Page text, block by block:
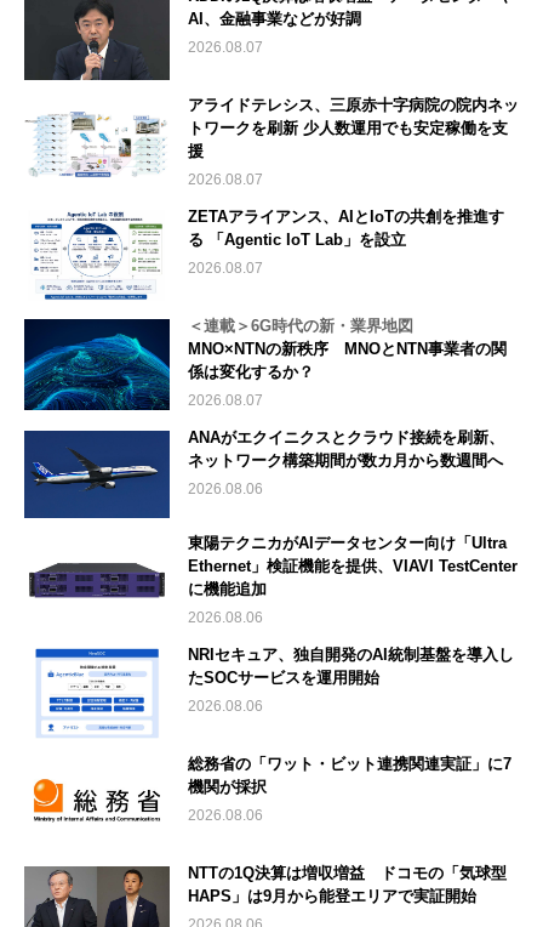
AI、金融事業などが好調
2026.08.07
アライドテレシス、三原赤十字病院の院内ネッ
トワークを刷新 少人数運用でも安定稼働を支
援
2026.08.07
ZETAアライアンス、AIとIoTの共創を推進す
る 「Agentic IoT Lab」を設立
2026.08.07
＜連載＞6G時代の新・業界地図
MNO×NTNの新秩序 MNOとNTN事業者の関
係は変化するか？
2026.08.07
ANAがエクイニクスとクラウド接続を刷新、
ネットワーク構築期間が数カ月から数週間へ
2026.08.06
東陽テクニカがAIデータセンター向け「Ultra
Ethernet」検証機能を提供、VIAVI TestCenter
に機能追加
2026.08.06
NRIセキュア、独自開発のAI統制基盤を導入し
たSOCサービスを運用開始
2026.08.06
総務省の「ワット・ビット連携関連実証」に7
機関が採択
2026.08.06
NTTの1Q決算は増収増益 ドコモの「気球型
HAPS」は9月から能登エリアで実証開始